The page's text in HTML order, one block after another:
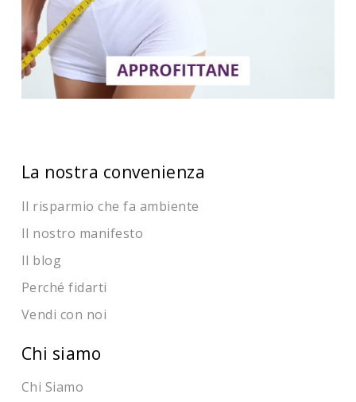
La nostra convenienza
Il risparmio che fa ambiente
Il nostro manifesto
Il blog
Perché fidarti
Vendi con noi
Chi siamo
Chi Siamo